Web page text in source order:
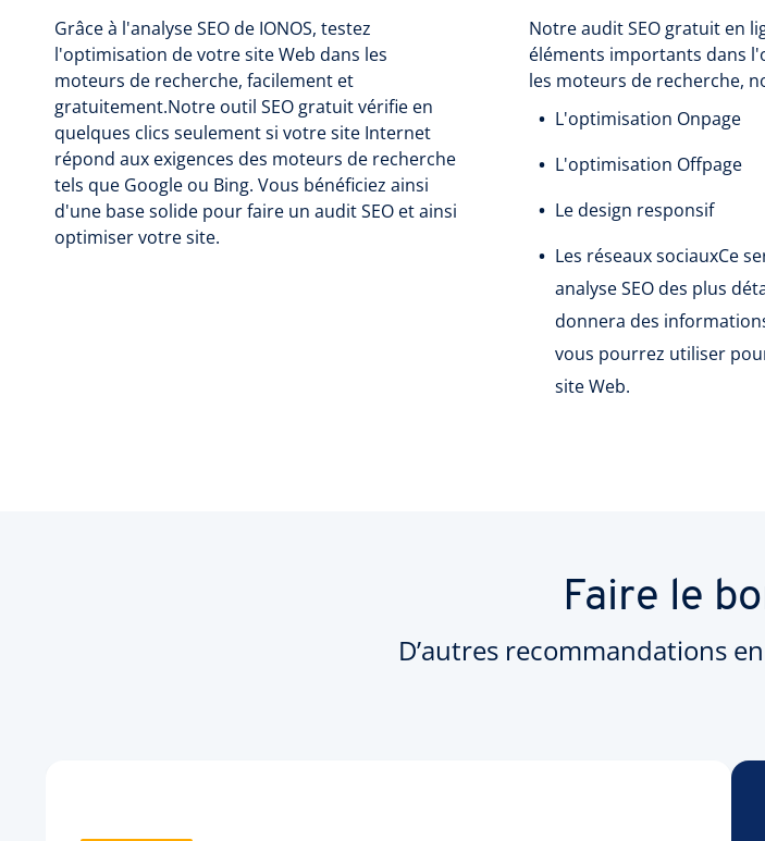
Grâce à l'analyse SEO de IONOS, testez
l'optimisation de votre site Web dans les
moteurs de recherche, facilement et
gratuitement.Notre outil SEO gratuit vérifie en
quelques clics seulement si votre site Internet
répond aux exigences des moteurs de recherche
tels que Google ou Bing. Vous bénéficiez ainsi
d'une base solide pour faire un audit SEO et ainsi
optimiser votre site.
Notre audit SEO gratuit en
éléments importants dans
les moteurs de recherche,
L'optimisation Onpage
L'optimisation Offpage
Le design responsif
Les réseaux sociauxCe
analyse SEO des plus
donnera des
vous pourrez utiliser
site Web.
Faire le
D’autres recommandations